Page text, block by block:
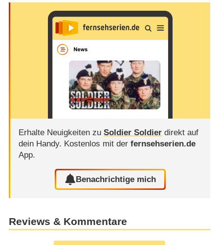
Erhalte Neuigkeiten zu Soldier Soldierdirekt auf
dein Handy. Kostenlos mit der fernsehserien.de
App.
Benachrichtige mich
Reviews & Kommentare